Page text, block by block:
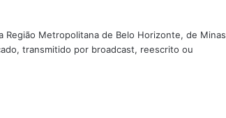
Metropolitana de Belo Horizonte, de Minas
transmitido por broadcast, reescrito ou